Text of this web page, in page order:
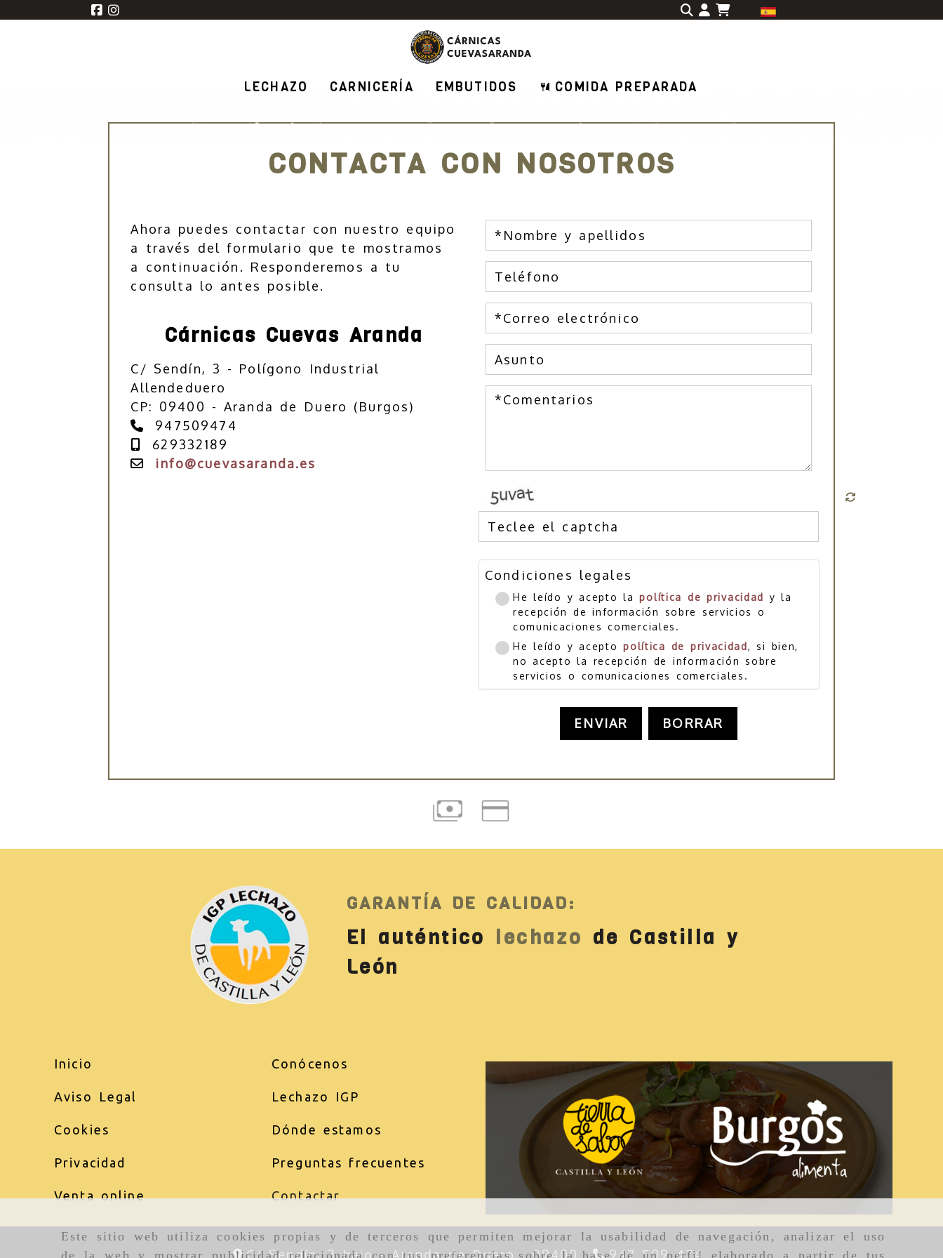
Este sitio web utiliza cookies propias y de terceros que permiten mejorar la usabilidad de navegación, analizar el uso
de la web y mostrar publicidad relacionada con tus preferencias sobre la base de un perfil elaborado a partir de tus
Identifícate
LECHAZO CARNICERÍA EMBUTIDOS COMIDA PREPARADA
CONTACTA CON NOSOTROS
Ahora puedes contactar con nuestro equipo
a través del formulario que te mostramos
a continuación. Responderemos a tu
consulta lo antes posible.
Cárnicas Cuevas Aranda
C/ Sendín, 3 - Polígono Industrial
Allendeduero
CP: 09400 - Aranda de Duero (Burgos)
947509474
629332189
info
cuevasaranda.es
Condiciones legales
He leído y acepto lapolítica de privacidad y la
recepción de información sobre servicios o
comunicaciones comerciales.
He leído y aceptopolítica de privacidad, si bien,
no acepto la recepción de información sobre
servicios o comunicaciones comerciales.
ENVIAR BORRAR
GARANTÍA DE CALIDAD:
El auténtico lechazo de Castilla y
León
Inicio
Aviso Legal
Cookies
Privacidad
Venta online
Conócenos
Lechazo IGP
Dónde estamos
Preguntas frecuentes
Contactar
C/ Sendín, 3 bajo -Aranda de Duero ,09400 947 509 474